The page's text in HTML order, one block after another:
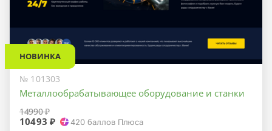
НОВИНКА
№ 101303
Металлообрабатывающее оборудование и станки
14990 ₽
10493 ₽ 420 баллов Плюса